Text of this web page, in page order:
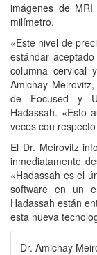
imágenes de
milímetro.
«Este nivel de
estándar
columna cervical
Amichay
de Focused y
Hadassah. «Esto
veces con
El Dr. Meirovitz
inmediatamente
«Hadassah es el
software en un
Hadassah están
esta nueva
Dr. Amichay